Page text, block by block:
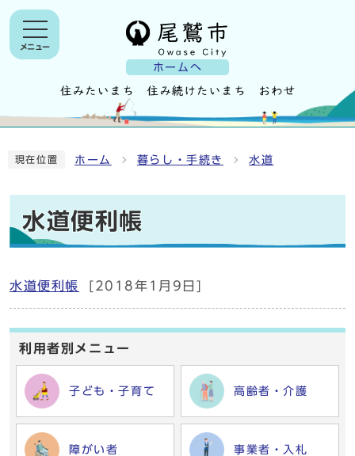
ホームへ
メニュー
現在位置 ホーム 暮らし・手続き 水道
水道便利帳
水道便利帳 [2018年1月9日]
利用者別メニュー
子ども・子育て 高齢者・介護
障がい者 事業者・入札